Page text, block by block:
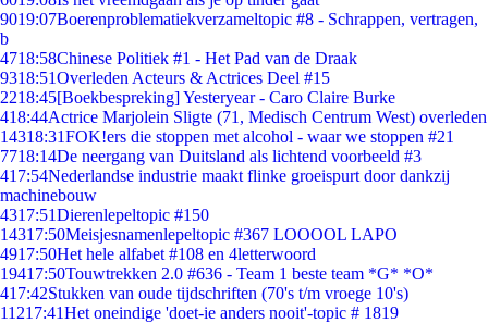
9019:07Boerenproblematiekverzameltopic #8 - Schrappen, vertragen,
b
4718:58Chinese Politiek #1 - Het Pad van de Draak
9318:51Overleden Acteurs & Actrices Deel #15
2218:45[Boekbespreking] Yesteryear - Caro Claire Burke
418:44Actrice Marjolein Sligte (71, Medisch Centrum West) overleden
14318:31FOK!ers die stoppen met alcohol - waar we stoppen #21
7718:14De neergang van Duitsland als lichtend voorbeeld #3
417:54Nederlandse industrie maakt flinke groeispurt door dankzij
machinebouw
4317:51Dierenlepeltopic #150
14317:50Meisjesnamenlepeltopic #367 LOOOOL LAPO
4917:50Het hele alfabet #108 en 4letterwoord
19417:50Touwtrekken 2.0 #636 - Team 1 beste team *G* *O*
417:42Stukken van oude tijdschriften (70's t/m vroege 10's)
11217:41Het oneindige 'doet-ie anders nooit'-topic # 1819